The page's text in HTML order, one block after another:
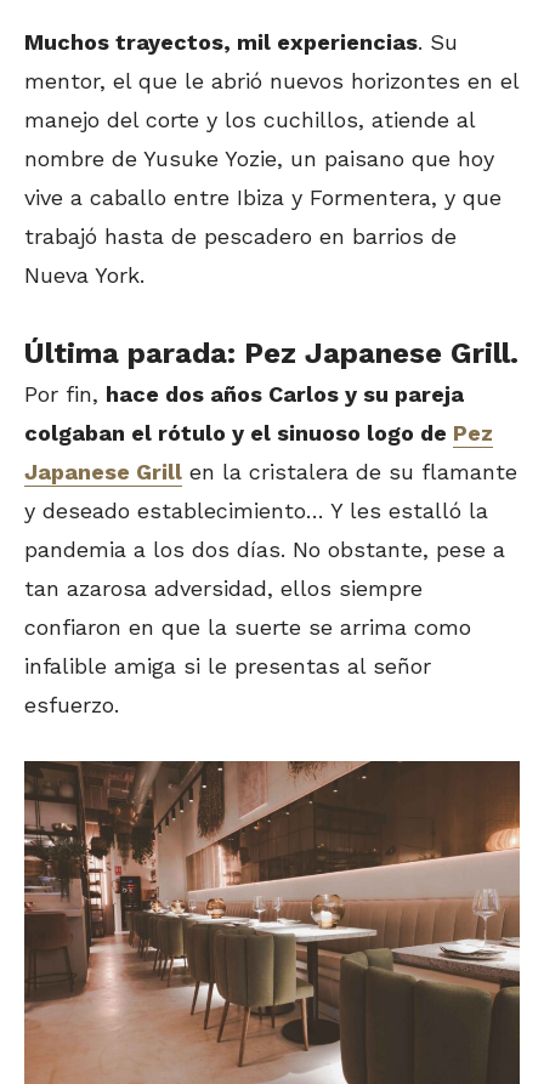
Muchos trayectos, mil experiencias. Su
mentor, el que le abrió nuevos horizontes en el
manejo del corte y los cuchillos, atiende al
nombre de Yusuke Yozie, un paisano que hoy
vive a caballo entre Ibiza y Formentera, y que
trabajó hasta de pescadero en barrios de
Nueva York.
Última parada: Pez Japanese Grill.
Por fin, hace dos años Carlos y su pareja
colgaban el rótulo y el sinuoso logo de Pez
Japanese Grill en la cristalera de su flamante
y deseado establecimiento… Y les estalló la
pandemia a los dos días. No obstante, pese a
tan azarosa adversidad, ellos siempre
confiaron en que la suerte se arrima como
infalible amiga si le presentas al señor
esfuerzo.